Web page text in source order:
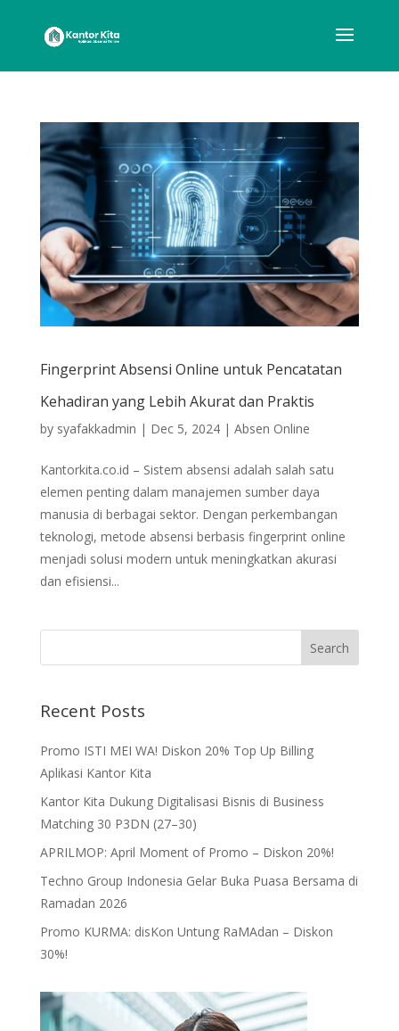
Fingerprint Absensi Online untuk Pencatatan
Kehadiran yang Lebih Akurat dan Praktis
by syafakkadmin | Dec 5, 2024| Absen Online
Kantorkita.co.id – Sistem absensi adalah salah satu
elemen penting dalam manajemen sumber daya
manusia di berbagai sektor. Dengan perkembangan
teknologi, metode absensi berbasis fingerprint online
menjadi solusi modern untuk meningkatkan akurasi
dan efisiensi...
Recent Posts
Promo ISTI MEI WA! Diskon 20% Top Up Billing
Aplikasi Kantor Kita
Kantor Kita Dukung Digitalisasi Bisnis di Business
Matching 30 P3DN (27–30)
APRILMOP: April Moment of Promo – Diskon 20%!
Techno Group Indonesia Gelar Buka Puasa Bersama di
Ramadan 2026
Promo KURMA: disKon Untung RaMAdan – Diskon
30%!